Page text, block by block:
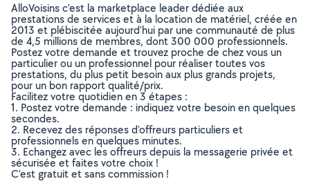
AlloVoisins c’est la marketplace leader dédiée aux
prestations de services et à la location de matériel, créée en
2013 et plébiscitée aujourd’hui par une communauté de plus
de 4,5 millions de membres, dont 300 000 professionnels.
Postez votre demande et trouvez proche de chez vous un
particulier ou un professionnel pour réaliser toutes vos
prestations, du plus petit besoin aux plus grands projets,
pour un bon rapport qualité/prix.
Facilitez votre quotidien en 3 étapes :
1. Postez votre demande : indiquez votre besoin en quelques
secondes.
2. Recevez des réponses d’offreurs particuliers et
professionnels en quelques minutes.
3. Echangez avec les offreurs depuis la messagerie privée et
sécurisée et faites votre choix !
C’est gratuit et sans commission !